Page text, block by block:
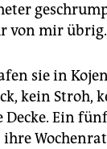
von mir
sie in
kein Stroh,
Decke. Ein